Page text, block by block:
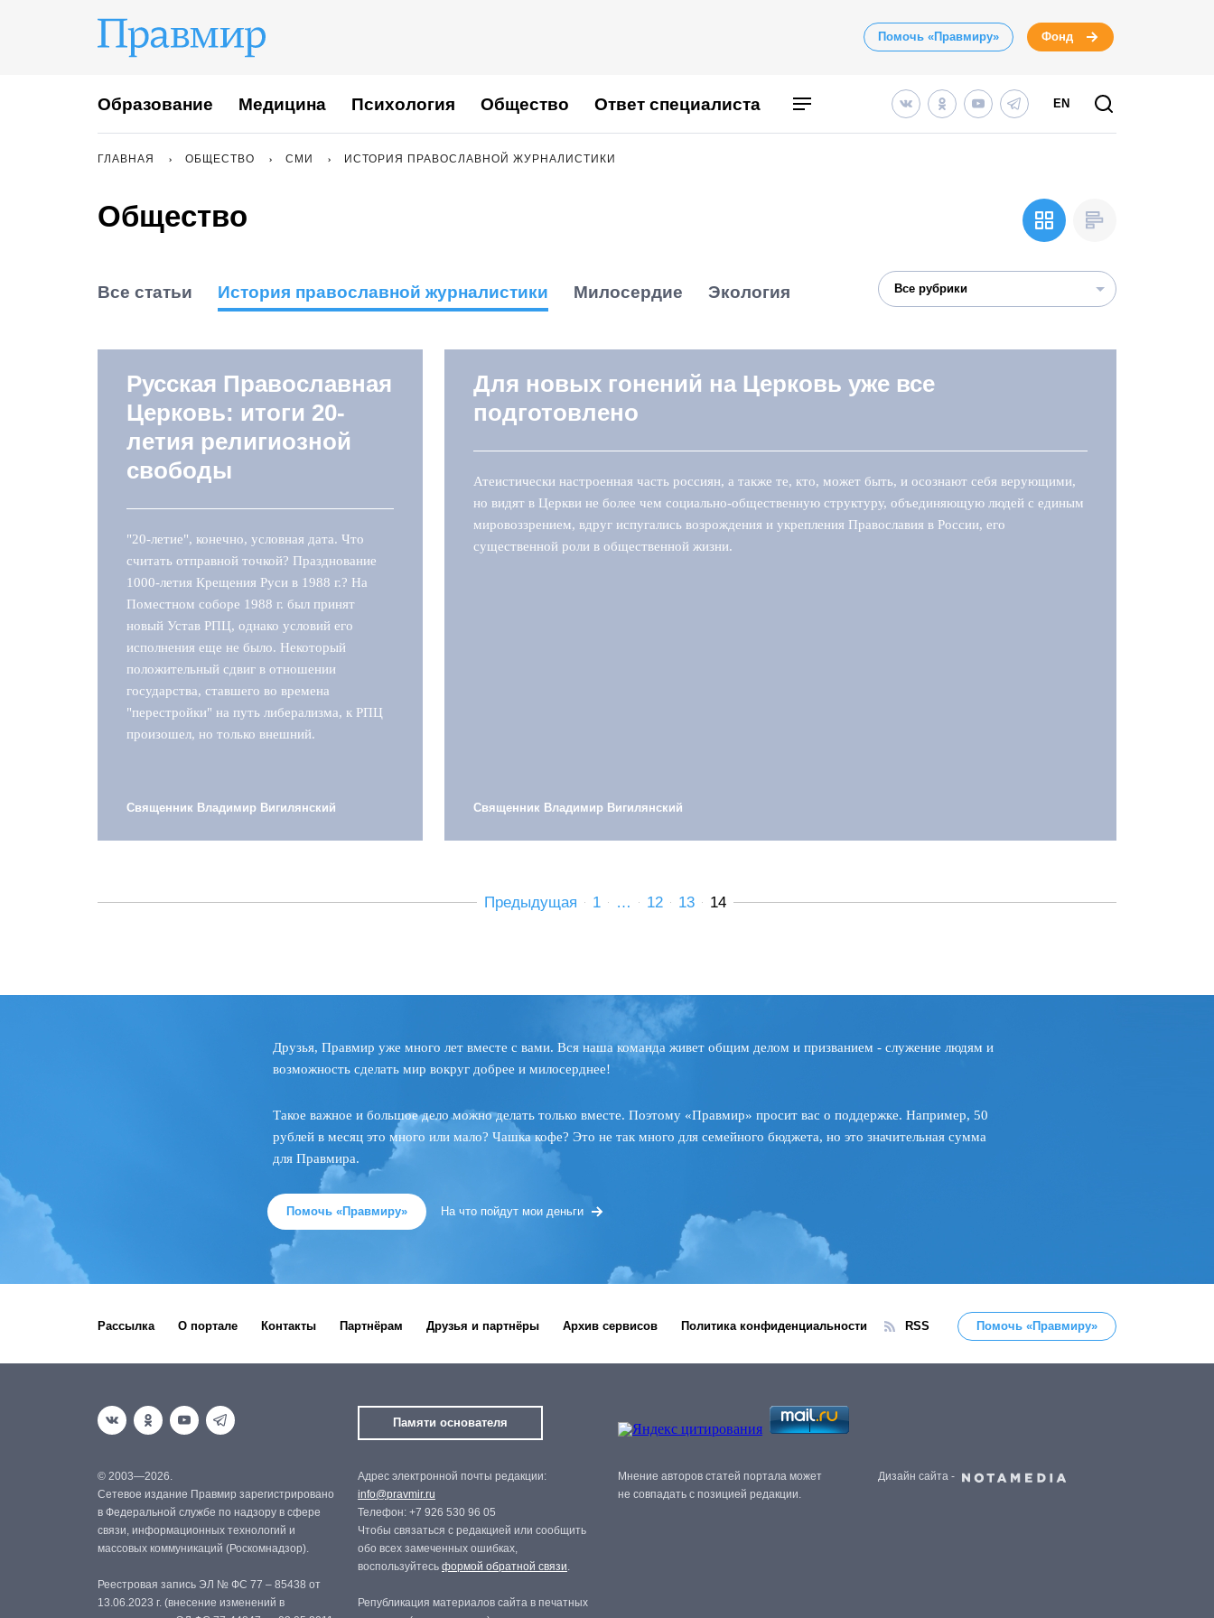
Помочь «Правмиру» Фонд
Образование Медицина Психология Общество Ответ специалиста EN
ГЛАВНАЯ ОБЩЕСТВО СМИ ИСТОРИЯ ПРАВОСЛАВНОЙ ЖУРНАЛИСТИКИ
Общество
Все статьи История православной журналистики Милосердие Экология Все рубрики
Русская Православная
Церковь: итоги 20-
летия религиозной
свободы
"20-летие", конечно, условная дата. Что
считать отправной точкой? Празднование
1000-летия Крещения Руси в 1988 г.? На
Поместном соборе 1988 г. был принят
новый Устав РПЦ, однако условий его
исполнения еще не было. Некоторый
положительный сдвиг в отношении
государства, ставшего во времена
"перестройки" на путь либерализма, к РПЦ
произошел, но только внешний.
Священник Владимир Вигилянский
Для новых гонений на Церковь уже все
подготовлено
Атеистически настроенная часть россиян, а также те, кто, может быть, и осознают себя верующими,
но видят в Церкви не более чем социально-общественную структуру, объединяющую людей с единым
мировоззрением, вдруг испугались возрождения и укрепления Православия в России, его
существенной роли в общественной жизни.
Священник Владимир Вигилянский
Предыдущая 1 … 12 13 14
Друзья, Правмир уже много лет вместе с вами. Вся наша команда живет общим делом и призванием - служение людям и
возможность сделать мир вокруг добрее и милосерднее!
Такое важное и большое дело можно делать только вместе. Поэтому «Правмир» просит вас о поддержке. Например, 50
рублей в месяц это много или мало? Чашка кофе? Это не так много для семейного бюджета, но это значительная сумма
для Правмира.
Помочь «Правмиру» На что пойдут мои деньги
Рассылка О портале Контакты Партнёрам Друзья и партнёры Архив сервисов Политика конфиденциальности RSS Помочь «Правмиру»
Памяти основателя
© 2003—2026.
Сетевое издание Правмир зарегистрировано
в Федеральной службе по надзору в сфере
связи, информационных технологий и
массовых коммуникаций (Роскомнадзор).
Реестровая запись ЭЛ № ФС 77 – 85438 от
13.06.2023 г. (внесение изменений в
Адрес электронной почты редакции:
info@pravmir.ru
Телефон: +7 926 530 96 05
Чтобы связаться с редакцией или сообщить
обо всех замеченных ошибках,
воспользуйтесь формой обратной связи.
Републикация материалов сайта в печатных
Мнение авторов статей портала может
не совпадать с позицией редакции.
Дизайн сайта -